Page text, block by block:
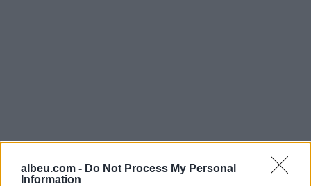
albeu.com - Do Not Process My Personal
Information